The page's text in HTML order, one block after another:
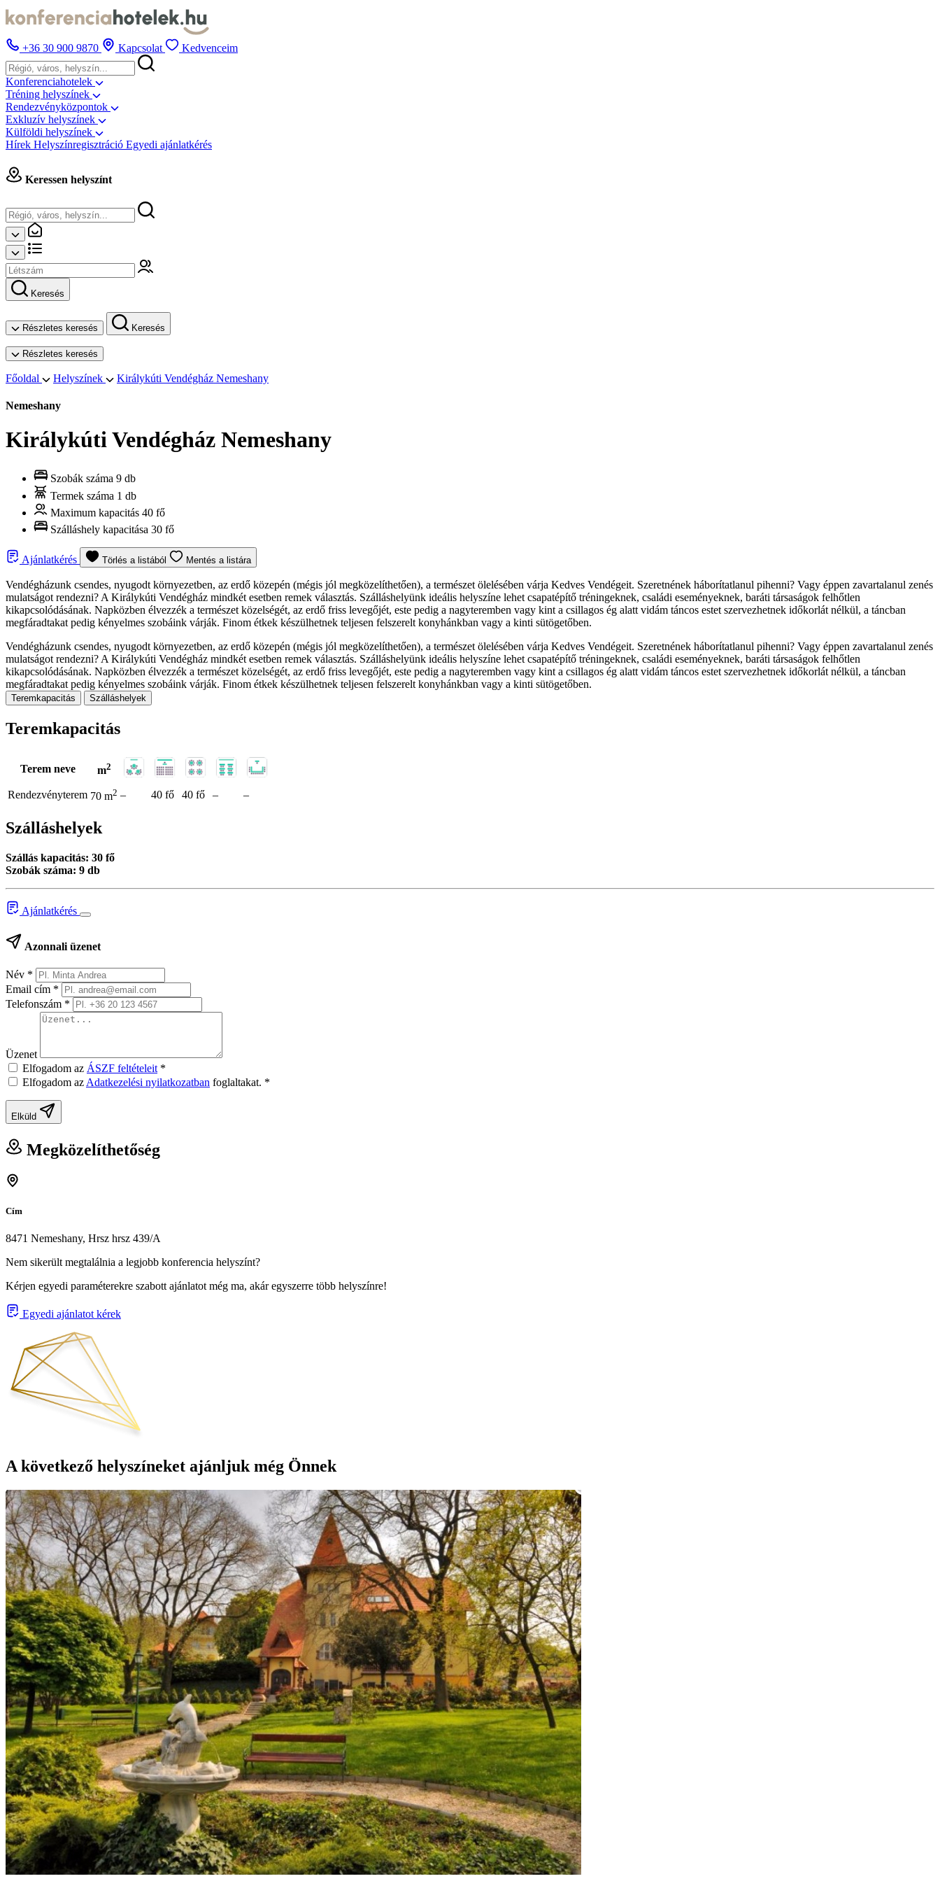
+36 30 900 9870 Kapcsolat Kedvenceim
Konferenciahotelek
Tréning helyszínek
Rendezvényközpontok
Exkluzív helyszínek
Külföldi helyszínek
Hírek Helyszínregisztráció Egyedi ajánlatkérés
Keressen helyszínt
Keresés
Részletes keresés Keresés
Részletes keresés
Főoldal Helyszínek Királykúti Vendégház Nemeshany
Nemeshany
Királykúti Vendégház Nemeshany
Szobák száma 9 db
Termek száma 1 db
Maximum kapacitás 40 fő
Szálláshely kapacitása 30 fő
Ajánlatkérés Törlés a listából Mentés a listára
Vendégházunk csendes, nyugodt környezetben, az erdő közepén (mégis jól megközelíthetően), a természet ölelésében várja Kedves Vendégeit. Szeretnének háborítatlanul pihenni? Vagy éppen zavartalanul zenés
mulatságot rendezni? A Királykúti Vendégház mindkét esetben remek választás. Szálláshelyünk ideális helyszíne lehet csapatépítő tréningeknek, családi eseményeknek, baráti társaságok felhőtlen
kikapcsolódásának. Napközben élvezzék a természet közelségét, az erdő friss levegőjét, este pedig a nagyteremben vagy kint a csillagos ég alatt vidám táncos estet szervezhetnek időkorlát nélkül, a táncban
megfáradtakat pedig kényelmes szobáink várják. Finom étkek készülhetnek teljesen felszerelt konyhánkban vagy a kinti sütögetőben.
Vendégházunk csendes, nyugodt környezetben, az erdő közepén (mégis jól megközelíthetően), a természet ölelésében várja Kedves Vendégeit. Szeretnének háborítatlanul pihenni? Vagy éppen zavartalanul zenés
mulatságot rendezni? A Királykúti Vendégház mindkét esetben remek választás. Szálláshelyünk ideális helyszíne lehet csapatépítő tréningeknek, családi eseményeknek, baráti társaságok felhőtlen
kikapcsolódásának. Napközben élvezzék a természet közelségét, az erdő friss levegőjét, este pedig a nagyteremben vagy kint a csillagos ég alatt vidám táncos estet szervezhetnek időkorlát nélkül, a táncban
megfáradtakat pedig kényelmes szobáink várják. Finom étkek készülhetnek teljesen felszerelt konyhánkban vagy a kinti sütögetőben.
Teremkapacitás Szálláshelyek
Teremkapacitás
Terem neve m2
Rendezvényterem 70 m2 – 40 fő 40 fő – –
Szálláshelyek
Szállás kapacitás: 30 fő
Szobák száma: 9 db
Ajánlatkérés
Azonnali üzenet
Név *
Email cím *
Telefonszám *
Üzenet
Elfogadom az ÁSZF feltételeit *
Elfogadom az Adatkezelési nyilatkozatban foglaltakat. *
Elküld
Megközelíthetőség
Cím
8471 Nemeshany, Hrsz hrsz 439/A
Nem sikerült megtalálnia a legjobb konferencia helyszínt?
Kérjen egyedi paraméterekre szabott ajánlatot még ma, akár egyszerre több helyszínre!
Egyedi ajánlatot kérek
A következő helyszíneket ajánljuk még Önnek